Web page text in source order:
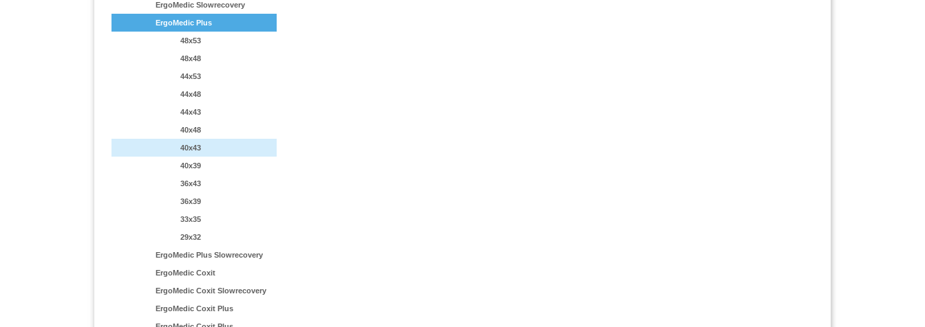
ErgoMedic Slowrecovery
ErgoMedic Plus
48x53
48x48
44x53
44x48
44x43
40x48
40x43
40x39
36x43
36x39
33x35
29x32
ErgoMedic Plus Slowrecovery
ErgoMedic Coxit
ErgoMedic Coxit Slowrecovery
ErgoMedic Coxit Plus